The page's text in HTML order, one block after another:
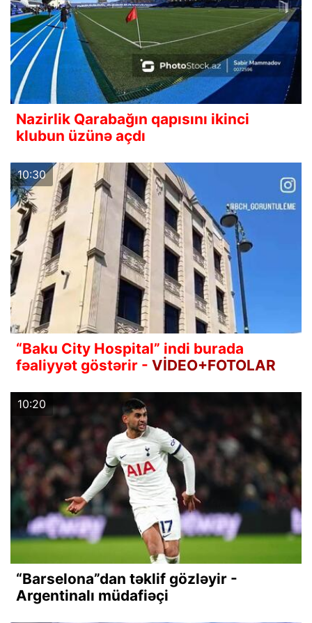
Nazirlik Qarabağın qapısını ikinci
klubun üzünə açdı
10:30
“Baku City Hospital” indi burada
fəaliyyət göstərir - VİDEO+FOTOLAR
10:20
“Barselona”dan təklif gözləyir -
Argentinalı müdafiəçi